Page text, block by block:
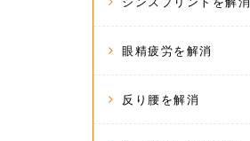
眼精疲労を解消
反り腰を解消